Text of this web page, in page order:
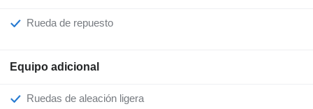
Rueda de repuesto
Equipo adicional
Ruedas de aleación ligera